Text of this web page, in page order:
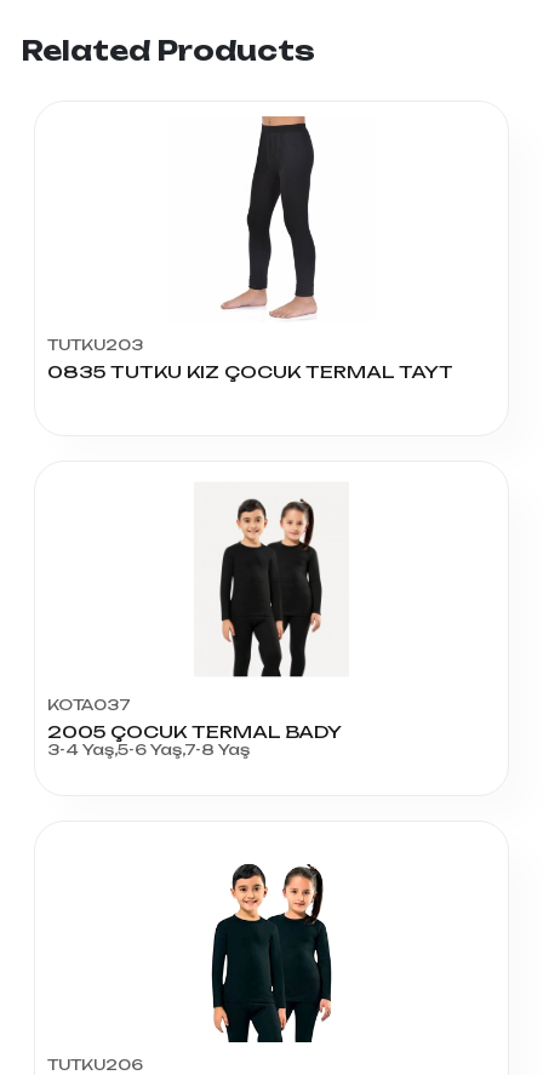
Related Products
TUTKU203
0835 TUTKU KIZ ÇOCUK TERMAL TAYT
KOTA037
2005 ÇOCUK TERMAL BADY
3-4 Yaş,5-6 Yaş,7-8 Yaş
TUTKU206